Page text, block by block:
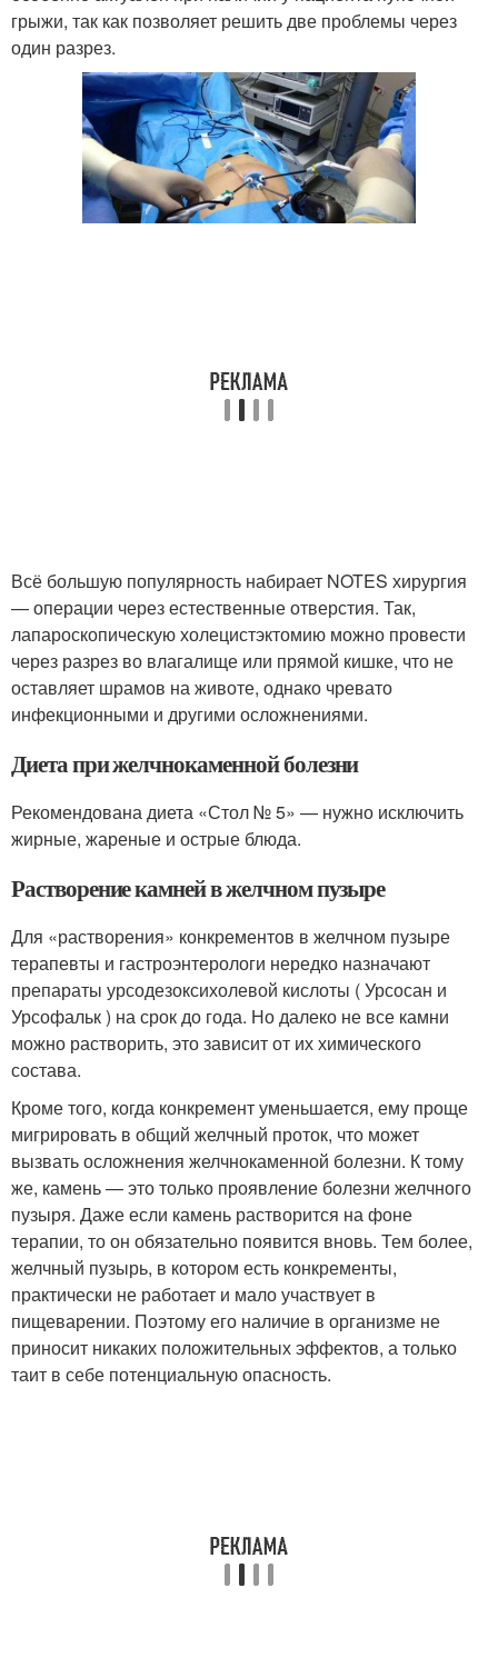
грыжи, так как позволяет решить две проблемы через
один разрез.
Всё большую популярность набирает NOTES хирургия
— операции через естественные отверстия. Так,
лапароскопическую холецистэктомию можно провести
через разрез во влагалище или прямой кишке, что не
оставляет шрамов на животе, однако чревато
инфекционными и другими осложнениями.
Диета при желчнокаменной болезни
Рекомендована диета «Стол № 5» — нужно исключить
жирные, жареные и острые блюда.
Растворение камней в желчном пузыре
Для «растворения» конкрементов в желчном пузыре
терапевты и гастроэнтерологи нередко назначают
препараты урсодезоксихолевой кислоты ( Урсосан и
Урсофальк ) на срок до года. Но далеко не все камни
можно растворить, это зависит от их химического
состава.
Кроме того, когда конкремент уменьшается, ему проще
мигрировать в общий желчный проток, что может
вызвать осложнения желчнокаменной болезни. К тому
же, камень — это только проявление болезни желчного
пузыря. Даже если камень растворится на фоне
терапии, то он обязательно появится вновь. Тем более,
желчный пузырь, в котором есть конкременты,
практически не работает и мало участвует в
пищеварении. Поэтому его наличие в организме не
приносит никаких положительных эффектов, а только
таит в себе потенциальную опасность.